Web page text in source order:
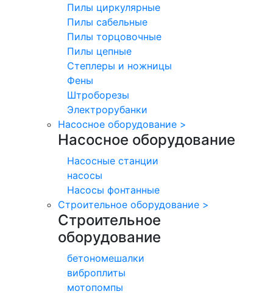
Пилы циркулярные
Пилы сабельные
Пилы торцовочные
Пилы цепные
Степлеры и ножницы
Фены
Штроборезы
Электрорубанки
Насосное оборудование >
Насосное оборудование
Насосные станции
насосы
Насосы фонтанные
Строительное оборудование >
Строительное
оборудование
бетономешалки
виброплиты
мотопомпы